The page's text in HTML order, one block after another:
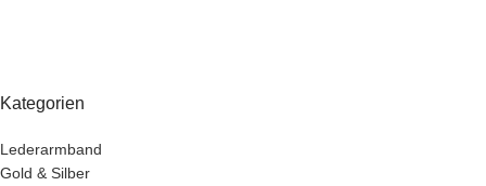
Kategorien
Lederarmband
Gold & Silber